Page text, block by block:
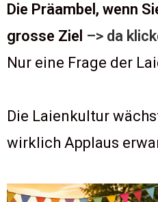
Die Präambel, wenn
grosse Ziel –> da
Nur eine Frage der
Die Laienkultur
wirklich Applaus